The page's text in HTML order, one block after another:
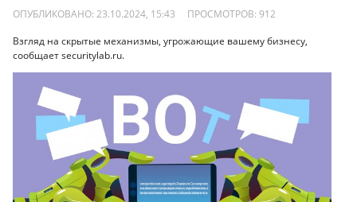
ОПУБЛИКОВАНО: 23.10.2024, 15:43 ПРОСМОТРОВ: 912
Взгляд на скрытые механизмы, угрожающие вашему бизнесу,
сообщает securitylab.ru.